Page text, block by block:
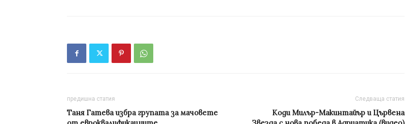
предишна статия
Таня Гатева избра групата за мачовете
Следваща статия
Коди Милър-Макинтайър и Цървена